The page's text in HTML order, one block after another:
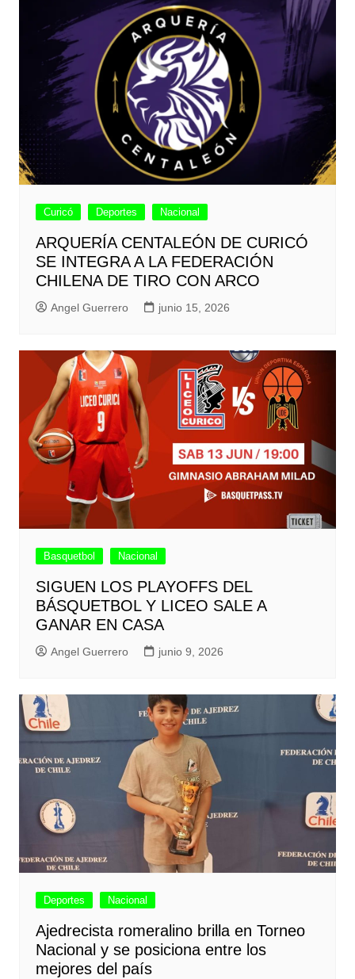
Curicó Deportes Nacional
ARQUERÍA CENTALEÓN DE CURICÓ
SE INTEGRA A LA FEDERACIÓN
CHILENA DE TIRO CON ARCO
Angel Guerrero junio 15, 2026
Basquetbol Nacional
SIGUEN LOS PLAYOFFS DEL
BÁSQUETBOL Y LICEO SALE A
GANAR EN CASA
Angel Guerrero junio 9, 2026
Deportes Nacional
Ajedrecista romeralino brilla en Torneo
Nacional y se posiciona entre los
mejores del país